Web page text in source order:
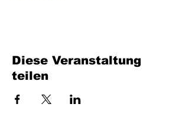
Diese Veranstaltung
teilen